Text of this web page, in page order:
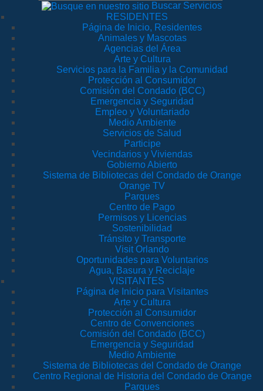
Buscar Servicios
RESIDENTES
Página de Inicio, Residentes
Animales y Mascotas
Agencias del Área
Arte y Cultura
Servicios para la Familia y la Comunidad
Protección al Consumidor
Comisión del Condado (BCC)
Emergencia y Seguridad
Empleo y Voluntariado
Medio Ambiente
Servicios de Salud
Participe
Vecindarios y Viviendas
Gobierno Abierto
Sistema de Bibliotecas del Condado de Orange
Orange TV
Parques
Centro de Pago
Permisos y Licencias
Sostenibilidad
Tránsito y Transporte
Visit Orlando
Oportunidades para Voluntarios
Agua, Basura y Reciclaje
VISITANTES
Página de Inicio para Visitantes
Arte y Cultura
Protección al Consumidor
Centro de Convenciones
Comisión del Condado (BCC)
Emergencia y Seguridad
Medio Ambiente
Sistema de Bibliotecas del Condado de Orange
Centro Regional de Historia del Condado de Orange
Parques